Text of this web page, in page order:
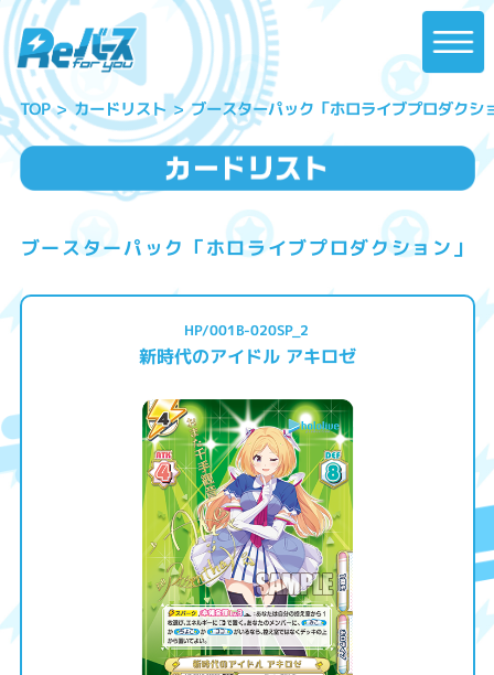
TOP カードリスト ブースターパック「ホロライブプロダクシ
ブースターパック「ホロライブプロダクション」
HP/001B-020SP_2
新時代のアイドル アキロゼ